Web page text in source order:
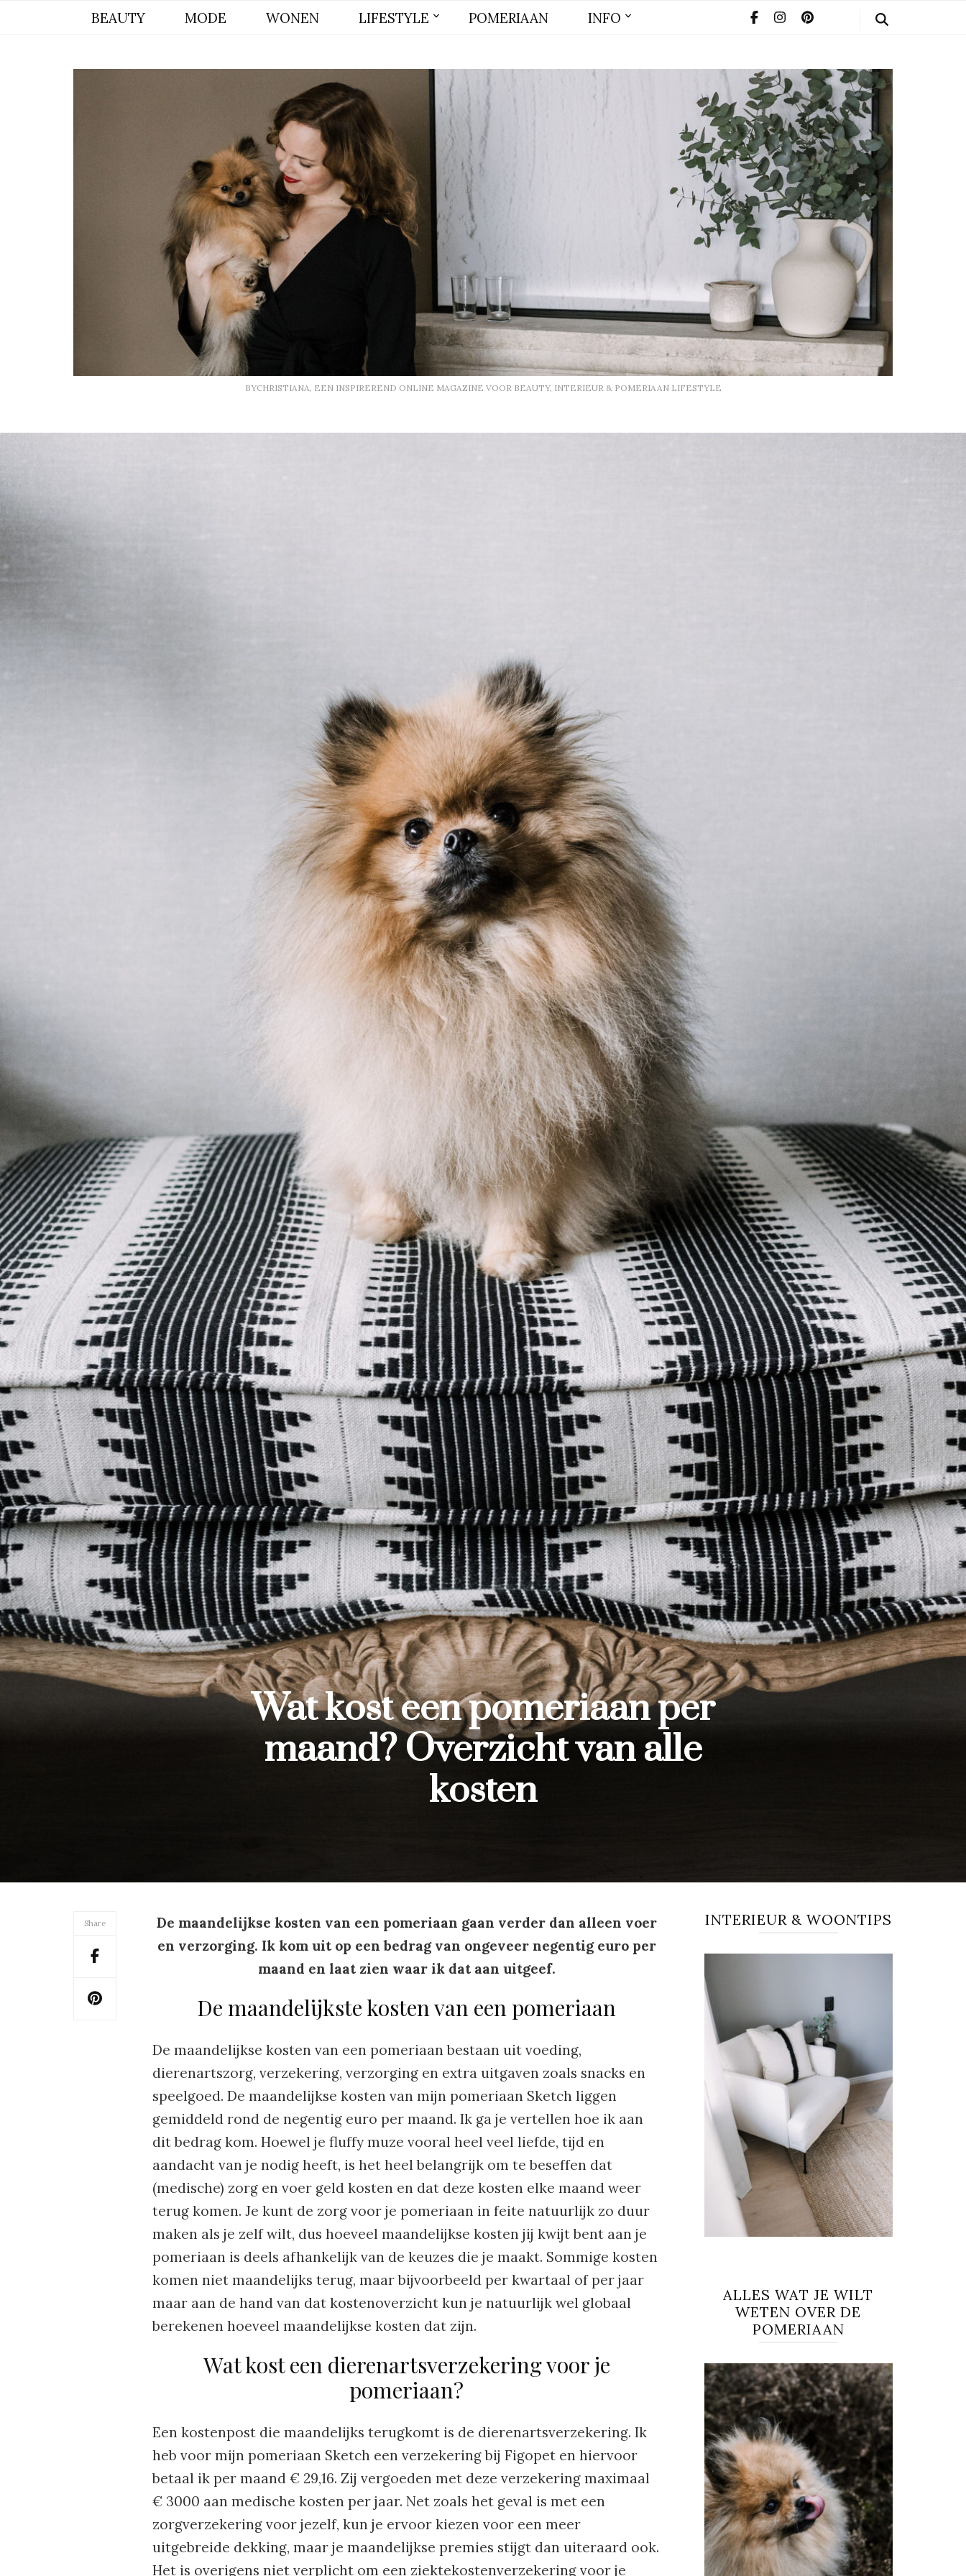
BEAUTY MODE WONEN LIFESTYLE POMERIAAN INFO
BYCHRISTIANA, EEN INSPIREREND ONLINE MAGAZINE VOOR BEAUTY, INTERIEUR & POMERIAAN LIFESTYLE
BYCHRISTIANA, EEN INSPIREREND
ONLINE MAGAZINE VOOR BEAUTY,
BEAUTY MODE WONEN LIFESTYLE POMERIAAN
Wat kost een pomeriaan per
maand? Overzicht van alle
kosten
Share
De maandelijkse kosten van een pomeriaan gaan verder dan alleen voer
en verzorging. Ik kom uit op een bedrag van ongeveer negentig euro per
maand en laat zien waar ik dat aan uitgeef.
De maandelijkste kosten van een pomeriaan
De maandelijkse kosten van een pomeriaan bestaan uit voeding,
dierenartszorg, verzekering, verzorging en extra uitgaven zoals snacks en
speelgoed. De maandelijkse kosten van mijn pomeriaan Sketch liggen
gemiddeld rond de negentig euro per maand. Ik ga je vertellen hoe ik aan
dit bedrag kom. Hoewel je fluffy muze vooral heel veel liefde, tijd en
aandacht van je nodig heeft, is het heel belangrijk om te beseffen dat
(medische) zorg en voer geld kosten en dat deze kosten elke maand weer
terug komen. Je kunt de zorg voor je pomeriaan in feite natuurlijk zo duur
maken als je zelf wilt, dus hoeveel maandelijkse kosten jij kwijt bent aan je
pomeriaan is deels afhankelijk van de keuzes die je maakt. Sommige kosten
komen niet maandelijks terug, maar bijvoorbeeld per kwartaal of per jaar
maar aan de hand van dat kostenoverzicht kun je natuurlijk wel globaal
berekenen hoeveel maandelijkse kosten dat zijn.
Wat kost een dierenartsverzekering voor je
pomeriaan?
Een kostenpost die maandelijks terugkomt is de dierenartsverzekering. Ik
heb voor mijn pomeriaan Sketch een verzekering bij Figopet en hiervoor
betaal ik per maand € 29,16. Zij vergoeden met deze verzekering maximaal
€ 3000 aan medische kosten per jaar. Net zoals het geval is met een
zorgverzekering voor jezelf, kun je ervoor kiezen voor een meer
uitgebreide dekking, maar je maandelijkse premies stijgt dan uiteraard ook.
Het is overigens niet verplicht om een ziektekostenverzekering voor je
INTERIEUR & WOONTIPS
ALLES WAT JE WILT
WETEN OVER DE
POMERIAAN